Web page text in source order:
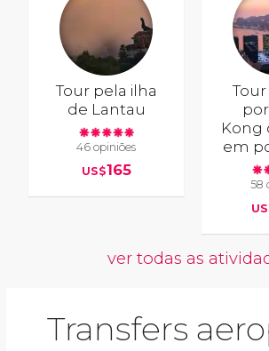
Tour pela ilha
de Lantau
46 opiniões
US$165
Kong
em
58
ver todas as
Transfers